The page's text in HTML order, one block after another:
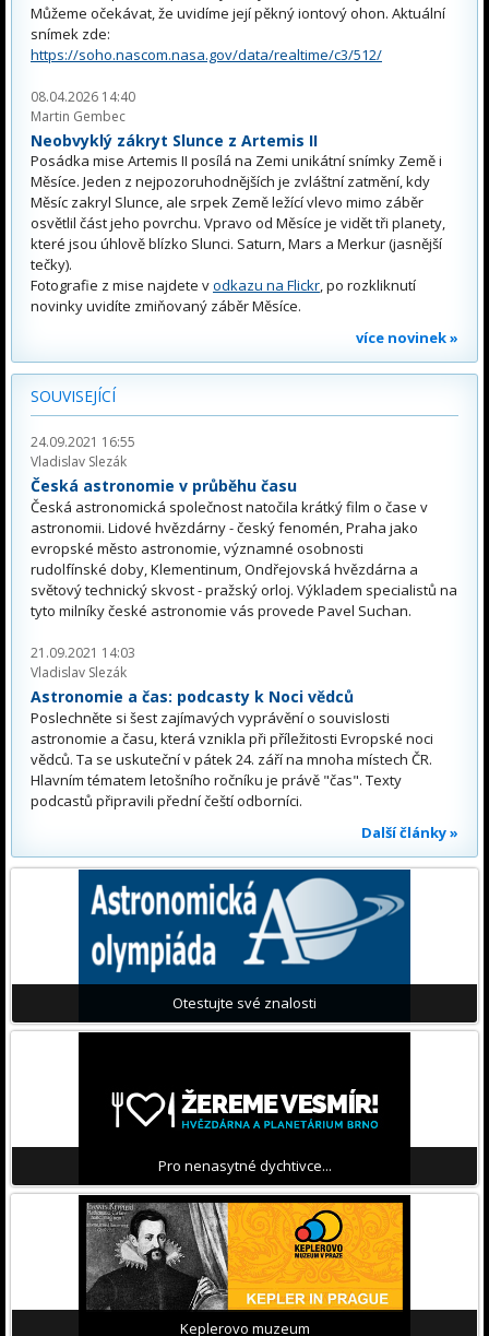
Můžeme očekávat, že uvidíme její pěkný iontový ohon. Aktuální
snímek zde:
https://soho.nascom.nasa.gov/data/realtime/c3/512/
08.04.2026 14:40
Martin Gembec
Neobvyklý zákryt Slunce z Artemis II
Posádka mise Artemis II posílá na Zemi unikátní snímky Země i
Měsíce. Jeden z nejpozoruhodnějších je zvláštní zatmění, kdy
Měsíc zakryl Slunce, ale srpek Země ležící vlevo mimo záběr
osvětlil část jeho povrchu. Vpravo od Měsíce je vidět tři planety,
které jsou úhlově blízko Slunci. Saturn, Mars a Merkur (jasnější
tečky).
Fotografie z mise najdete vodkazu na Flickr, po rozkliknutí
novinky uvidíte zmiňovaný záběr Měsíce.
více novinek »
SOUVISEJÍCÍ
24.09.2021 16:55
Vladislav Slezák
Česká astronomie v průběhu času
Česká astronomická společnost natočila krátký film o čase v
astronomii. Lidové hvězdárny - český fenomén, Praha jako
evropské město astronomie, významné osobnosti
rudolfínské doby, Klementinum, Ondřejovská hvězdárna a
světový technický skvost - pražský orloj. Výkladem specialistů na
tyto milníky české astronomie vás provede Pavel Suchan.
21.09.2021 14:03
Vladislav Slezák
Astronomie a čas: podcasty k Noci vědců
Poslechněte si šest zajímavých vyprávění o souvislosti
astronomie a času, která vznikla při příležitosti Evropské noci
vědců. Ta se uskuteční v pátek 24. září na mnoha místech ČR.
Hlavním tématem letošního ročníku je právě "čas". Texty
podcastů připravili přední čeští odborníci.
Další články »
Otestujte své znalosti
Pro nenasytné dychtivce...
Keplerovo muzeum